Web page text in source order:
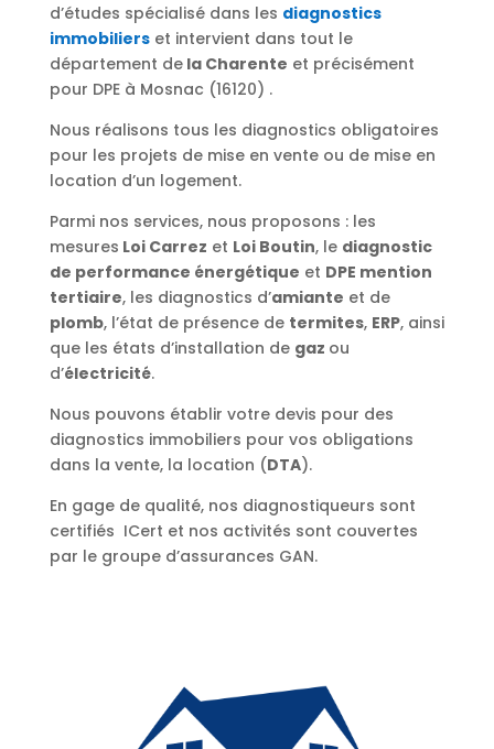
d’études spécialisé dans les diagnostics
immobilierset intervient dans tout le
département dela Charente et précisément
pour DPE à Mosnac (16120) .
Nous réalisons tous les diagnostics obligatoires
pour les projets de mise en vente ou de mise en
location d’un logement.
Parmi nos services, nous proposons : les
mesures Loi Carrez et Loi Boutin, le diagnostic
de performance énergétique et DPE mention
tertiaire, les diagnostics d’amiante et de
plomb, l’état de présence de termites, ERP, ainsi
que les états d’installation de gaz ou
d’électricité.
Nous pouvons établir votre devis pour des
diagnostics immobiliers pour vos obligations
dans la vente, la location (DTA).
En gage de qualité, nos diagnostiqueurs sont
certifiés ICert et nos activités sont couvertes
par le groupe d’assurances GAN.